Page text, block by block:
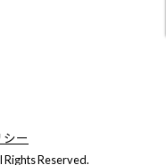
ー
Reserved.